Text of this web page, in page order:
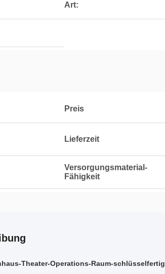
Art:
Preis
Lieferzeit
Versorgungsmaterial-
Fähigkeit
Theater-Operations-Raum-